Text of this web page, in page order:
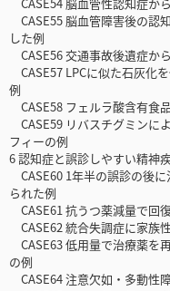
CASE55 脳血管障害後の認
した例
CASE56 交通事故後遺症か
CASE57 LPCに似た石灰化
例
CASE58 フェルラ酸含有食
CASE59 リバスチグミンに
フィーの例
6 認知症と誤診しやすい精神
CASE60 1年半の誤診の後
られた例
CASE61 抗うつ薬減量で回
CASE62 統合失調症に家族
CASE63 低用量で治療薬を
の例
CASE64 注意欠如・多動性